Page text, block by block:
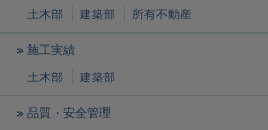
土木部 建築部 所有不動産
施工実績
土木部 建築部
品質・安全管理